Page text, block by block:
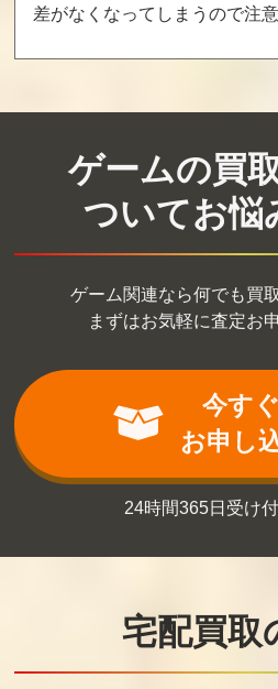
12,000 12,000
ズ
買取価格
12,000
羅
買取価格
11,000
アバドックス
買取価格
鳥人戦隊ジ
買取価格
バナナン王子の
買取価格
闘魂倶楽部
買取価
10,000
買取価格 買取価
差がなくなってしまうので注
ゲームの買
ついてお悩
ゲーム関連なら何でも買
まずはお気軽に査定お
今す
お申し
24時間365日受け
宅配買取